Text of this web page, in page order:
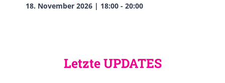
18. November 2026 | 18:00 - 20:00
Letzte UPDATES